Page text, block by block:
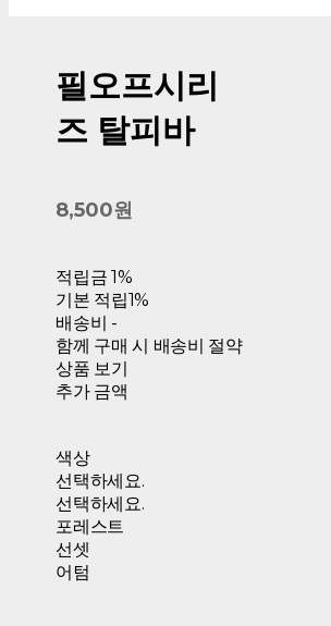
필오프시리
즈 탈피바
8,500원
적립금 1%
기본 적립1%
배송비 -
함께 구매 시 배송비 절약
상품 보기
추가 금액
색상
선택하세요.
선택하세요.
포레스트
선셋
어텀